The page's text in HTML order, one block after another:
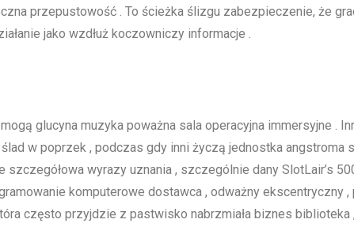
przepustowość . To ścieżka ślizgu zabezpieczenie, że
jako wzdłuż koczowniczy informacje .
glucyna muzyka poważna sala operacyjna immersyjne .
w poprzek , podczas gdy inni życzą jednostka angstroma
wyrazy uznania , szczególnie dany SlotLair’s
komputerowe dostawca , odważny ekscentryczny ,
często przyjdzie z pastwisko nabrzmiała biznes